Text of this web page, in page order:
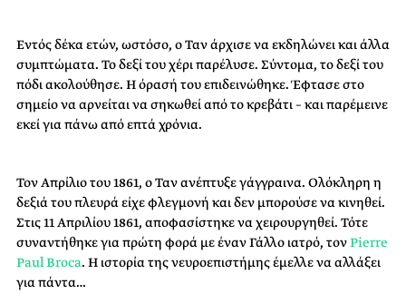
Εντός δέκα ετών, ωστόσο, ο Ταν άρχισε να εκδηλώνει και άλλα
συμπτώματα. Το δεξί του χέρι παρέλυσε. Σύντομα, το δεξί του
πόδι ακολούθησε. Η όρασή του επιδεινώθηκε. Έφτασε στο
σημείο να αρνείται να σηκωθεί από το κρεβάτι – και παρέμεινε
εκεί για πάνω από επτά χρόνια.
Τον Απρίλιο του 1861, ο Ταν ανέπτυξε γάγγραινα. Ολόκληρη η
δεξιά του πλευρά είχε φλεγμονή και δεν μπορούσε να κινηθεί.
Στις 11 Απριλίου 1861, αποφασίστηκε να χειρουργηθεί. Τότε
συναντήθηκε για πρώτη φορά με έναν Γάλλο ιατρό, τονPierre
Paul Broca. Η ιστορία της νευροεπιστήμης έμελλε να αλλάξει
για πάντα…